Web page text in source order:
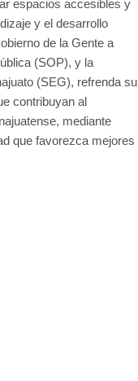
espacios accesibles y
y el desarrollo
de la Gente a
(SOP), y la
(SEG), refrenda su
contribuyan al
mediante
que favorezca mejores